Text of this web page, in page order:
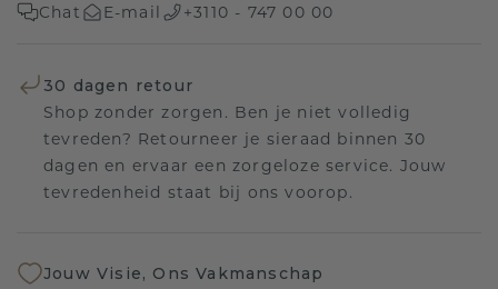
Chat E-mail +3110 - 747 00 00
30 dagen retour
Shop zonder zorgen. Ben je niet volledig
tevreden? Retourneer je sieraad binnen 30
dagen en ervaar een zorgeloze service. Jouw
tevredenheid staat bij ons voorop.
Jouw Visie, Ons Vakmanschap